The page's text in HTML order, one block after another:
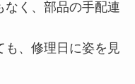
なく、部品の手配連
も、修理日に姿を見